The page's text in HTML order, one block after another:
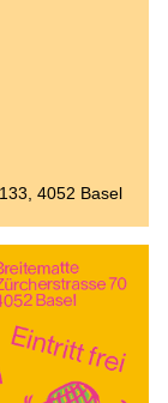
4052 Basel